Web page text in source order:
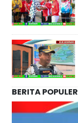
BERITA POPULER